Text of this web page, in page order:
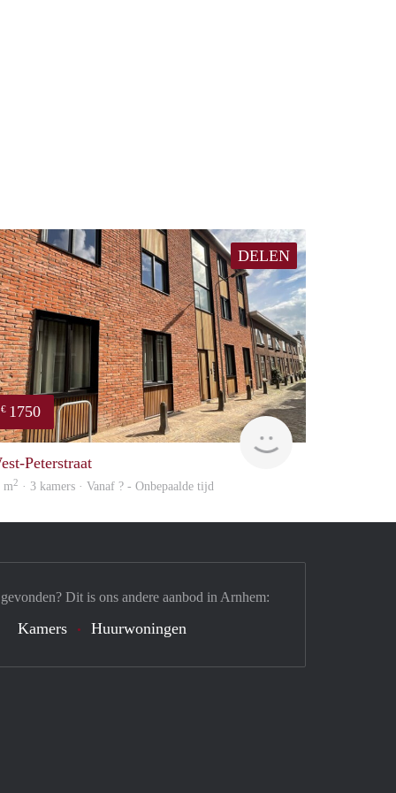
DELEN
€ 1750
Verhome
Peterstraat
m2 · 3 kamers · Vanaf ? - Onbepaalde tijd
Dit is ons andere aanbod in Arnhem:
Kamers Huurwoningen